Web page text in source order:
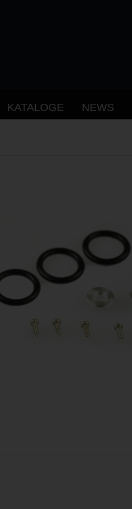
KATALOGE NEWS